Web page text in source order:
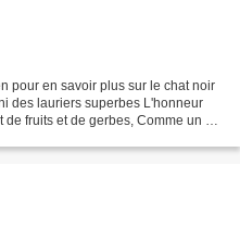
pour en savoir plus sur le chat noir
des lauriers superbes L'honneur
fruits et de gerbes, Comme un vin